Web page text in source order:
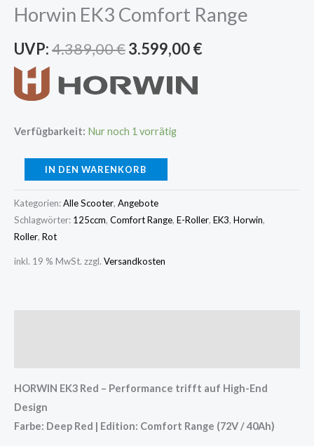
Horwin EK3 Comfort Range
UVP:4.389,00€3.599,00€
Verfügbarkeit: Nur noch 1 vorrätig
IN DEN WARENKORB
Kategorien:Alle Scooter, Angebote
Schlagwörter: 125ccm, Comfort Range, E-Roller, EK3, Horwin,
Roller, Rot
inkl. 19 % MwSt. zzgl. Versandkosten
HORWIN EK3 Red – Performance trifft auf High-End
Design
Farbe: Deep Red | Edition: Comfort Range (72V / 40Ah)